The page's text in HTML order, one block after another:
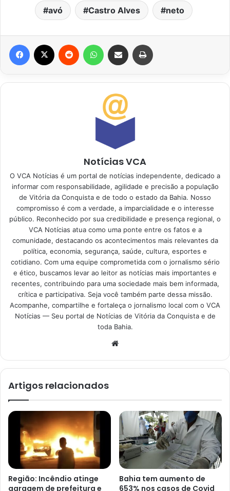
avó Castro Alves neto
Facebook Reddit WhatsAppCompartilhar via e-mail
Notícias VCA
O VCA Notícias é um portal de notícias independente, dedicado a
informar com responsabilidade, agilidade e precisão a população
de Vitória da Conquista e de todo o estado da Bahia. Nosso
compromisso é com a verdade, a imparcialidade e o interesse
público. Reconhecido por sua credibilidade e presença regional, o
VCA Notícias atua como uma ponte entre os fatos e a
comunidade, destacando os acontecimentos mais relevantes da
política, economia, segurança, saúde, cultura, esportes e
cotidiano. Com uma equipe comprometida com o jornalismo sério
e ético, buscamos levar ao leitor as notícias mais importantes e
recentes, contribuindo para uma sociedade mais bem informada,
crítica e participativa. Seja você também parte dessa missão.
Acompanhe, compartilhe e fortaleça o jornalismo local com o VCA
Notícias — Seu portal de Notícias de Vitória da Conquista e de
toda Bahia.
Artigos relacionados
Região: Incêndio atinge
garagem de prefeitura e
Bahia tem aumento de
653% nos casos de Covid